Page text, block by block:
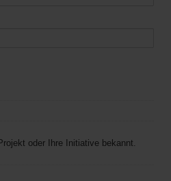
oder Ihre Initiative bekannt.